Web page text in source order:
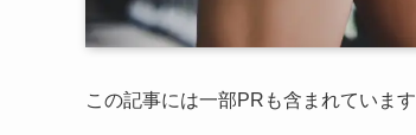
この記事には一部PRも含まれています